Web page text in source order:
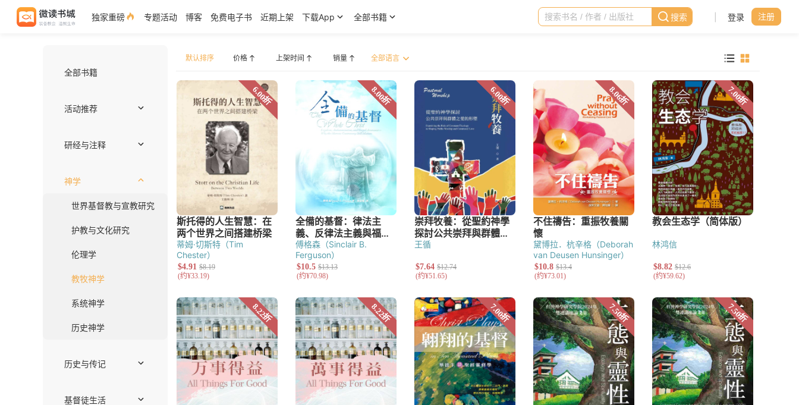
独家重磅 专题活动 博客 免费电子书 近期上架 下载App 全部书籍 登录 注册
全部书籍
独家好书
作者推荐——约翰·派博（John Piper）
注释书专区
编辑推荐
近期上架
免费电子书
套装优惠
研经与注释
注释
圣经语言
圣经神学
释经
综览
神学
世界基督教与宣教研究
护教与文化研究
教牧神学
系统神学
历史神学
历史与传记
传记
主题研究
华人教会史
现当代
默认排序 价格 上架时间 销量
蒂姆·切斯特（Tim
Chester）
傅格森（Sinclair B.
Ferguson）
王循
黛博拉．杭辛格（Deborah
van Deusen Hunsinger）
林鸿信